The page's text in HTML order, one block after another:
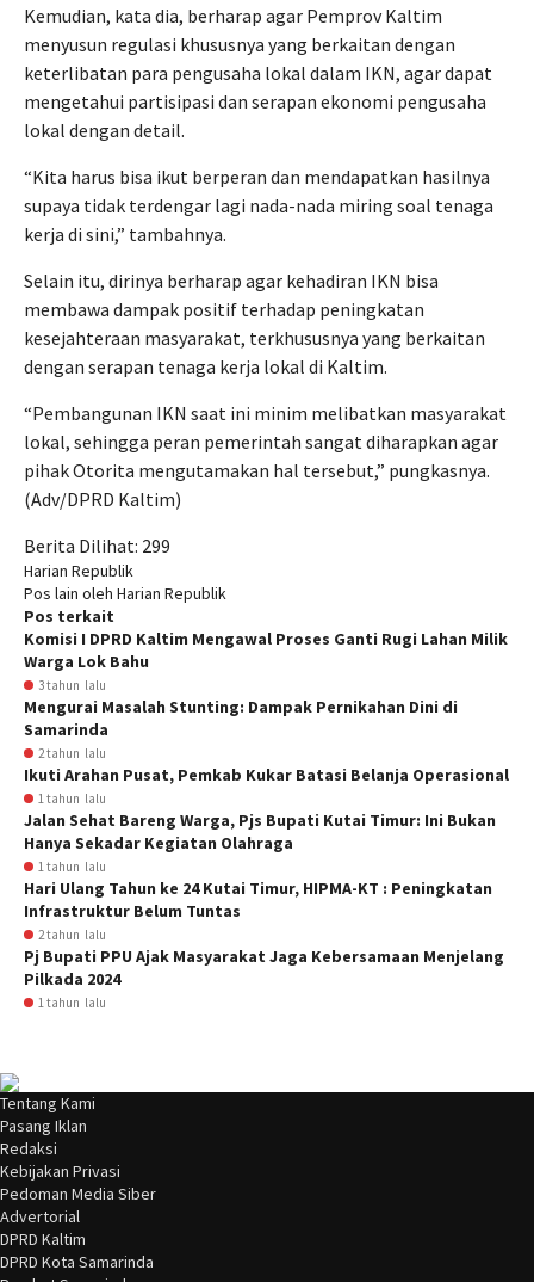
Kemudian, kata dia, berharap agar Pemprov Kaltim
menyusun regulasi khususnya yang berkaitan dengan
keterlibatan para pengusaha lokal dalam IKN, agar dapat
mengetahui partisipasi dan serapan ekonomi pengusaha
lokal dengan detail.
“Kita harus bisa ikut berperan dan mendapatkan hasilnya
supaya tidak terdengar lagi nada-nada miring soal tenaga
kerja di sini,” tambahnya.
Selain itu, dirinya berharap agar kehadiran IKN bisa
membawa dampak positif terhadap peningkatan
kesejahteraan masyarakat, terkhususnya yang berkaitan
dengan serapan tenaga kerja lokal di Kaltim.
“Pembangunan IKN saat ini minim melibatkan masyarakat
lokal, sehingga peran pemerintah sangat diharapkan agar
pihak Otorita mengutamakan hal tersebut,” pungkasnya.
(Adv/DPRD Kaltim)
Berita Dilihat: 299
Harian Republik
Pos lain oleh Harian Republik
Pos terkait
Komisi I DPRD Kaltim Mengawal Proses Ganti Rugi Lahan Milik
Warga Lok Bahu
3 tahun lalu
Mengurai Masalah Stunting: Dampak Pernikahan Dini di
Samarinda
2 tahun lalu
Ikuti Arahan Pusat, Pemkab Kukar Batasi Belanja Operasional
1 tahun lalu
Jalan Sehat Bareng Warga, Pjs Bupati Kutai Timur: Ini Bukan
Hanya Sekadar Kegiatan Olahraga
1 tahun lalu
Hari Ulang Tahun ke 24 Kutai Timur, HIPMA-KT : Peningkatan
Infrastruktur Belum Tuntas
2 tahun lalu
Pj Bupati PPU Ajak Masyarakat Jaga Kebersamaan Menjelang
Pilkada 2024
1 tahun lalu
Tentang Kami
Pasang Iklan
Redaksi
Kebijakan Privasi
Pedoman Media Siber
Advertorial
DPRD Kaltim
DPRD Kota Samarinda